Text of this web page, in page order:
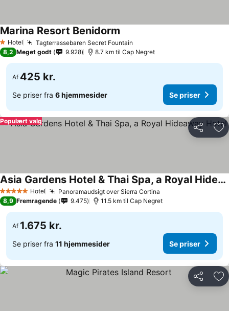
1 Stjerner
Hotel Tagterrassebaren Secret Fountain
Marina Resort Benidorm
8,2 Meget godt 9.928 8.7 km til Cap Negret
Af 425 kr.
Se priser fra 6 hjemmesider Se priser
Del
Populært valg
5 Stjerner Hotel Panoramaudsigt over Sierra Cortina
Asia Gardens Hotel & Thai Spa, a Royal Hideaway Hotel
8,9 Fremragende 9.475 11.5 km til Cap Negret
Af 1.675 kr.
Se priser fra 11 hjemmesider Se priser
Del